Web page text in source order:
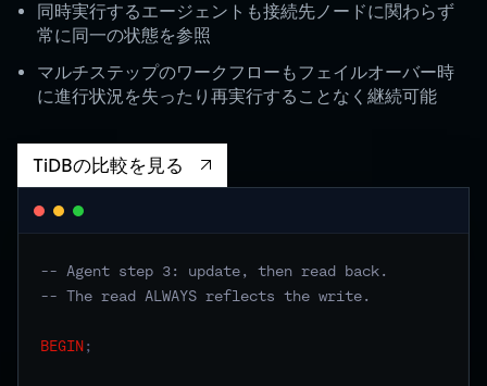
同時実行するエージェントも接続先ノードに関わらず
常に同一の状態を参照
マルチステップのワークフローもフェイルオーバー時
に進行状況を失ったり再実行することなく継続可能
TiDBの比較を見る
-- Agent step 3: update, then read back.
-- The read ALWAYS reflects the write.
BEGIN;